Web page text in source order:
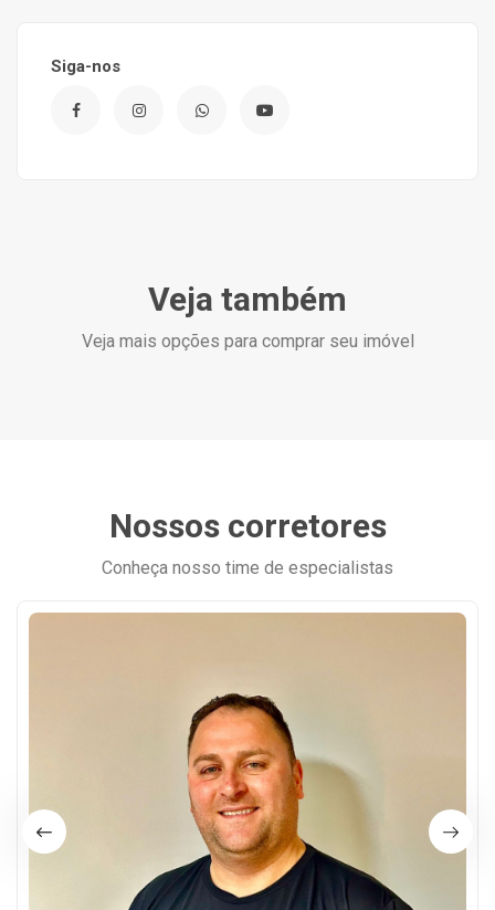
Siga-nos
Veja também
Veja mais opções para comprar seu imóvel
Nossos corretores
Conheça nosso time de especialistas